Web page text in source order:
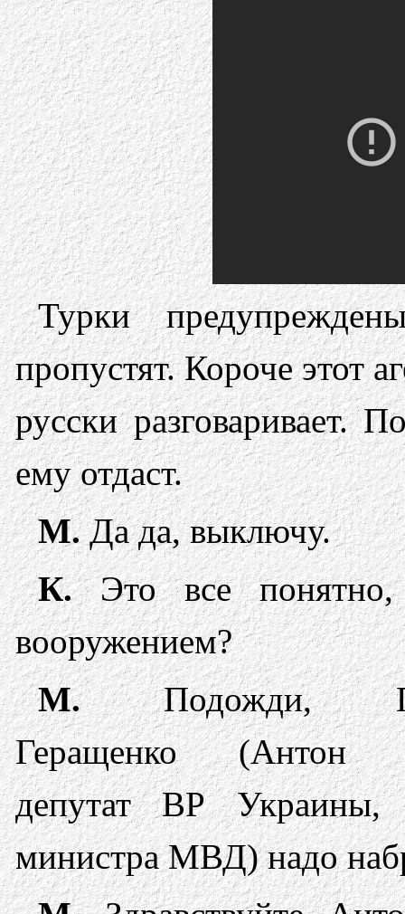
Турки
пропустят. Короче этот
русски разговаривает.
ему отдаст.
М.Да да, выключу.
К.Это все
вооружением?
М.Подожди,
Геращенко (Антон
депутат ВР Украины,
министра МВД) надо